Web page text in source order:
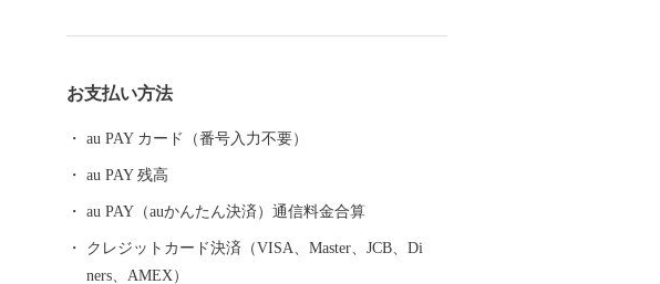
昭和17年4月1日に市制を施行、泉大津市と改称。大
す。西北部は大阪湾に面し、はるかに六甲山、淡路島
を望むことができます。市内全域がほぼ平坦で、市街
化区域になっています。
お支払い方法
au PAY カード（番号入力不要）
au PAY 残高
au PAY（auかんたん決済）通信料金合算
クレジットカード決済（VISA、Master、JCB、Di
ners、AMEX）